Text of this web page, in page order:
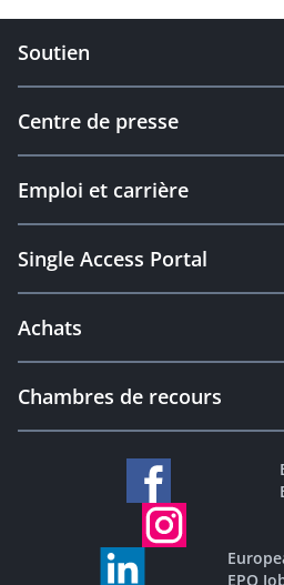
Soutien
Centre de presse
Emploi et carrière
Single Access Portal
Achats
Chambres de recours
EPO